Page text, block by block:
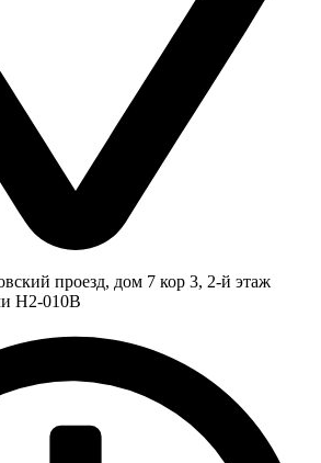
проезд, дом 7 кор 3, 2-й этаж
Н2-010В